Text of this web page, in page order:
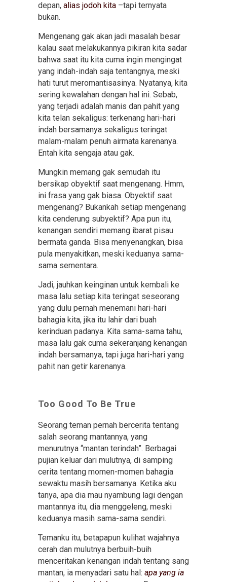
depan, alias jodoh kita –tapi ternyata
bukan.
Mengenang gak akan jadi masalah besar
kalau saat melakukannya pikiran kita sadar
bahwa saat itu kita cuma ingin mengingat
yang indah-indah saja tentangnya, meski
hati turut meromantisasinya. Nyatanya, kita
sering kewalahan dengan hal ini. Sebab,
yang terjadi adalah manis dan pahit yang
kita telan sekaligus: terkenang hari-hari
indah bersamanya sekaligus teringat
malam-malam penuh airmata karenanya.
Entah kita sengaja atau gak.
Mungkin memang gak semudah itu
bersikap obyektif saat mengenang. Hmm,
ini frasa yang gak biasa. Obyektif saat
mengenang? Bukankah setiap mengenang
kita cenderung subyektif? Apa pun itu,
kenangan sendiri memang ibarat pisau
bermata ganda. Bisa menyenangkan, bisa
pula menyakitkan, meski keduanya sama-
sama sementara.
Jadi, jauhkan keinginan untuk kembali ke
masa lalu setiap kita teringat seseorang
yang dulu pernah menemani hari-hari
bahagia kita, jika itu lahir dari buah
kerinduan padanya. Kita sama-sama tahu,
masa lalu gak cuma sekeranjang kenangan
indah bersamanya, tapi juga hari-hari yang
pahit nan getir karenanya.
Too Good To Be True
Seorang teman pernah bercerita tentang
salah seorang mantannya, yang
menurutnya “mantan terindah”. Berbagai
pujian keluar dari mulutnya, di samping
cerita tentang momen-momen bahagia
sewaktu masih bersamanya. Ketika aku
tanya, apa dia mau nyambung lagi dengan
mantannya itu, dia menggeleng, meski
keduanya masih sama-sama sendiri.
Temanku itu, betapapun kulihat wajahnya
cerah dan mulutnya berbuih-buih
menceritakan kenangan indah tentang sang
mantan, ia menyadari satu hal: apa yang ia